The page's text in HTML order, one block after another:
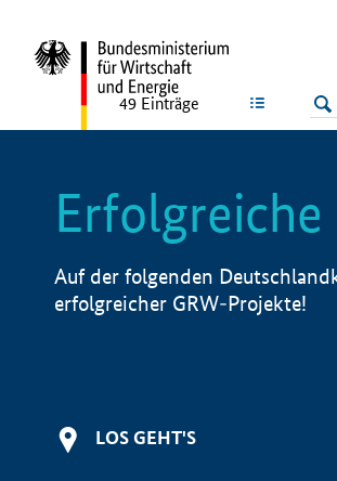
LISTE
49 Einträge
Auf der folgenden
erfolgreicher GRW-Projekte!
LOS GEHT'S